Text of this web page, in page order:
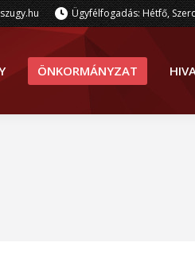
Ügyfélfogadás: Hétfő,
ÖNKORMÁNYZAT